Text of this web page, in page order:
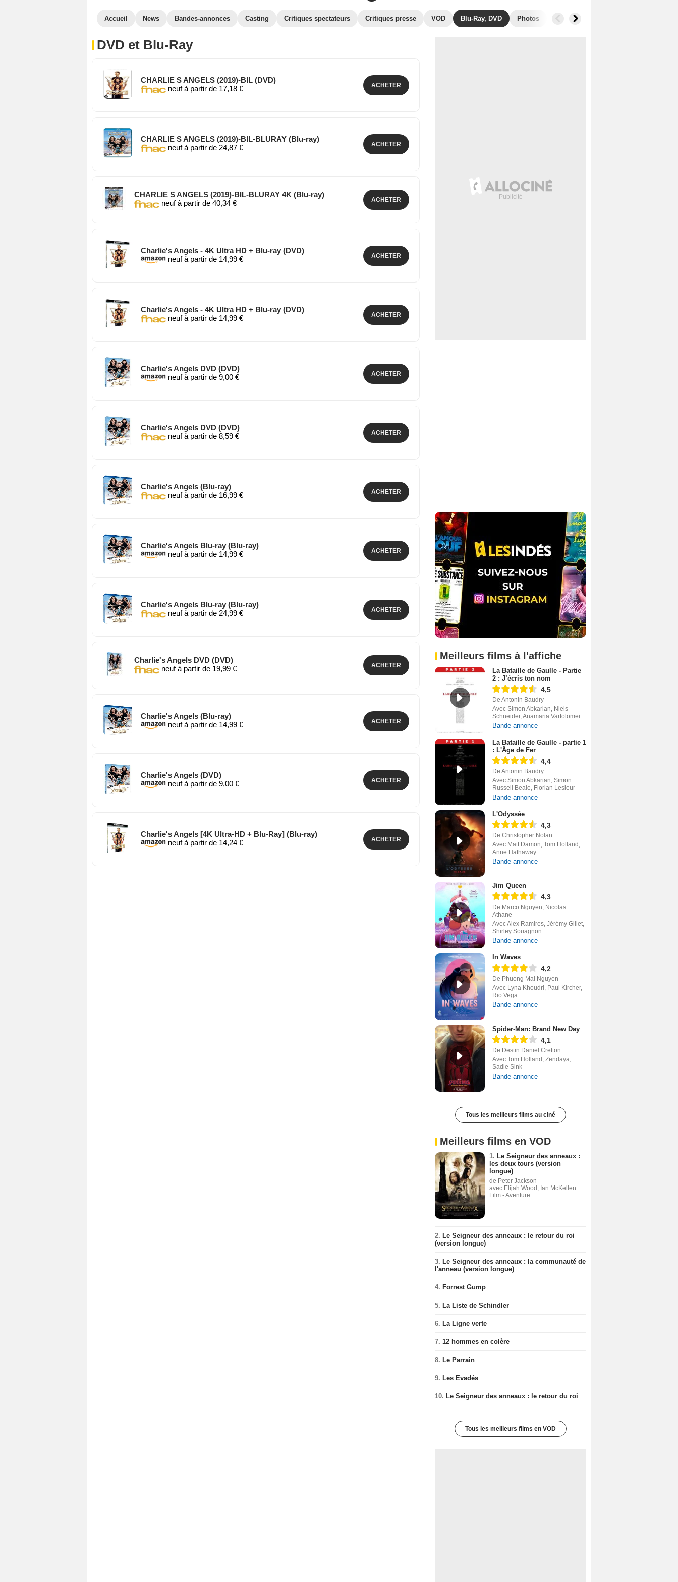
Accueil News Bandes-annonces Casting Critiques spectateurs Critiques presse VOD Blu-Ray, DVD Photos Musique
DVD et Blu-Ray
CHARLIE S ANGELS (2019)-BIL (DVD)
neuf à partir de 17,18 €
ACHETER
CHARLIE S ANGELS (2019)-BIL-BLURAY (Blu-ray)
neuf à partir de 24,87 €
ACHETER
CHARLIE S ANGELS (2019)-BIL-BLURAY 4K (Blu-ray)
neuf à partir de 40,34 €
ACHETER
Charlie's Angels - 4K Ultra HD + Blu-ray (DVD)
neuf à partir de 14,99 €
ACHETER
Charlie's Angels - 4K Ultra HD + Blu-ray (DVD)
neuf à partir de 14,99 €
ACHETER
Charlie's Angels DVD (DVD)
neuf à partir de 9,00 €
ACHETER
Charlie's Angels DVD (DVD)
neuf à partir de 8,59 €
ACHETER
Charlie's Angels (Blu-ray)
neuf à partir de 16,99 €
ACHETER
Charlie's Angels Blu-ray (Blu-ray)
neuf à partir de 14,99 €
ACHETER
Charlie's Angels Blu-ray (Blu-ray)
neuf à partir de 24,99 €
ACHETER
Charlie's Angels DVD (DVD)
neuf à partir de 19,99 €
ACHETER
Charlie's Angels (Blu-ray)
neuf à partir de 14,99 €
ACHETER
Charlie's Angels (DVD)
neuf à partir de 9,00 €
ACHETER
Charlie's Angels [4K Ultra-HD + Blu-Ray] (Blu-ray)
neuf à partir de 14,24 €
ACHETER
Meilleurs films à l'affiche
La Bataille de Gaulle - Partie
2 : J’écris ton nom
4,5
De Antonin Baudry
Avec Simon Abkarian, Niels
Schneider, Anamaria Vartolomei
Bande-annonce
La Bataille de Gaulle - partie 1
: L'Âge de Fer
4,4
De Antonin Baudry
Avec Simon Abkarian, Simon
Russell Beale, Florian Lesieur
Bande-annonce
L'Odyssée
4,3
De Christopher Nolan
Avec Matt Damon, Tom Holland,
Anne Hathaway
Bande-annonce
Jim Queen
4,3
De Marco Nguyen, Nicolas
Athane
Avec Alex Ramires, Jérémy Gillet,
Shirley Souagnon
Bande-annonce
In Waves
4,2
De Phuong Mai Nguyen
Avec Lyna Khoudri, Paul Kircher,
Rio Vega
Bande-annonce
Spider-Man: Brand New Day
4,1
De Destin Daniel Cretton
Avec Tom Holland, Zendaya,
Sadie Sink
Bande-annonce
Tous les meilleurs films au ciné
Meilleurs films en VOD
1. Le Seigneur des anneaux :
les deux tours (version
longue)
de Peter Jackson
avec Elijah Wood, Ian McKellen
Film - Aventure
2. Le Seigneur des anneaux : le retour du roi
(version longue)
3. Le Seigneur des anneaux : la communauté de
l'anneau (version longue)
4. Forrest Gump
5. La Liste de Schindler
6. La Ligne verte
7. 12 hommes en colère
8. Le Parrain
9. Les Evadés
10. Le Seigneur des anneaux : le retour du roi
Tous les meilleurs films en VOD